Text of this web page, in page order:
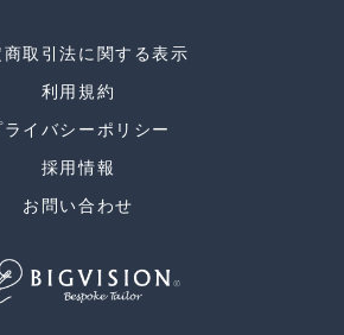
取引法に関する表示
利用規約
ライバシーポリシー
採用情報
お問い合わせ